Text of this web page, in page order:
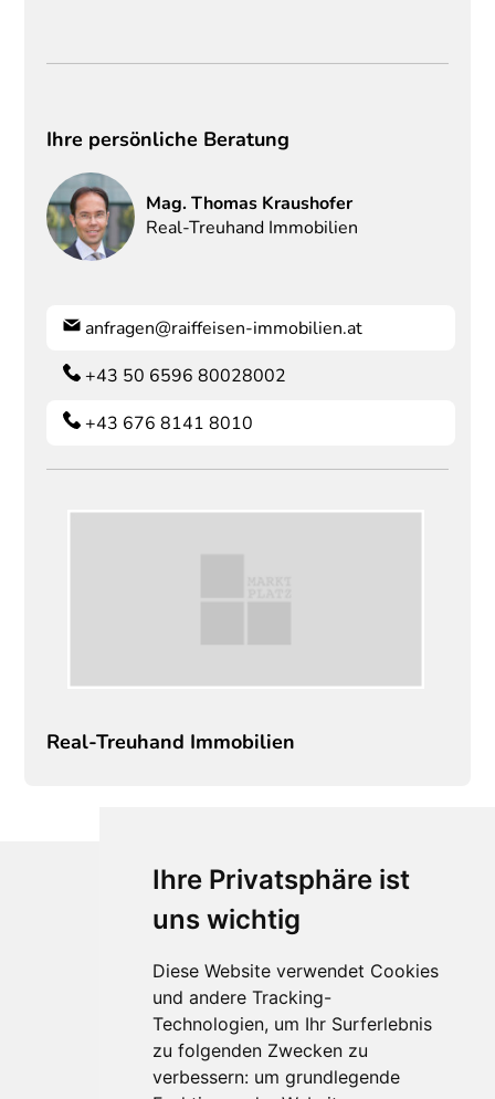
Ihre Privatsphäre ist
uns wichtig
Diese Website verwendet Cookies
und andere Tracking-
Technologien, um Ihr Surferlebnis
zu folgenden Zwecken zu
verbessern: um grundlegende
Ihre persönliche Beratung
Mag. Thomas Kraushofer
Real-Treuhand Immobilien
anfragen@raiffeisen-immobilien.at
+43 50 6596 80028002
+43 676 8141 8010
Real-Treuhand Immobilien
Für Makler:innen